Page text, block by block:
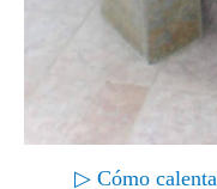
▷ Cómo